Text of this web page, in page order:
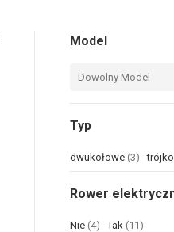
Model
Dowolny Model
Typ
dwukołowe (3)
Rower
Nie (4) Tak (11)